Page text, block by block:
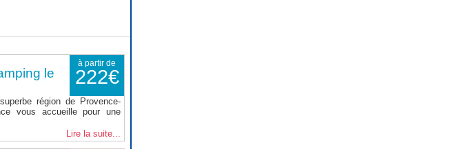
à partir de
222€
le
région de Provence-
vous accueille pour une
Lire la suite...